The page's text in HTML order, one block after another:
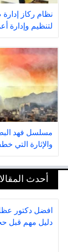
نظام ركاز إدارة
لتنظيم وإدارة
مسلسل فهد
والإثارة التي
أحدث
افضل دكتور
دليل مهم قبل